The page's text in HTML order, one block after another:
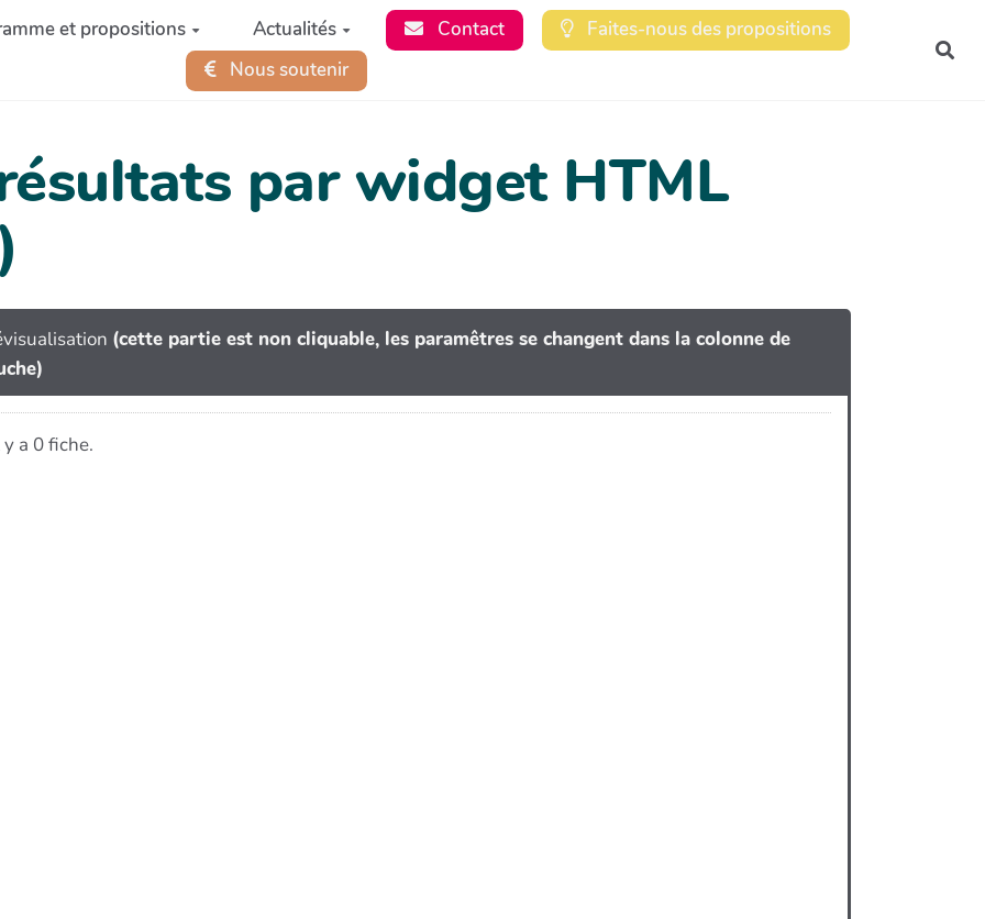
et propositions Actualités Contact
Faites-nous des propositions
Nous soutenir
par widget HTML
(cette partie est non cliquable, les paramêtres se changent dans la colonne de